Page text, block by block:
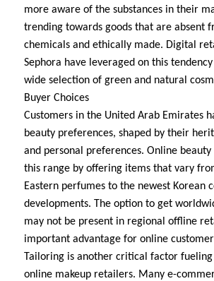
more aware of the substances in their
trending towards goods that are absent
chemicals and ethically made. Digital
Sephora have leveraged on this
wide selection of green and natural
Buyer Choices
Customers in the United Arab Emirates
beauty preferences, shaped by their
and personal preferences. Online
this range by offering items that vary
Eastern perfumes to the newest Korean
developments. The option to get
may not be present in regional offline
important advantage for online
Tailoring is another critical factor
online makeup retailers. Many e-